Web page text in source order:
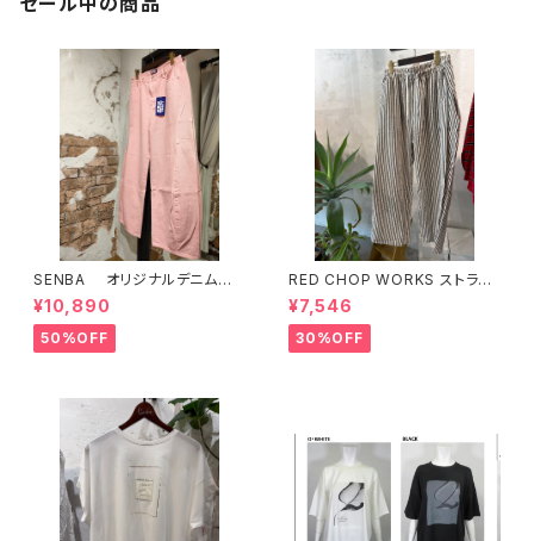
SENBA オリジナルデニム
ピンク
¥10,890
50%OFF
RED CHOP WORKS ストライ
プ柄パンツ 【36352581】
¥7,546
30%OFF